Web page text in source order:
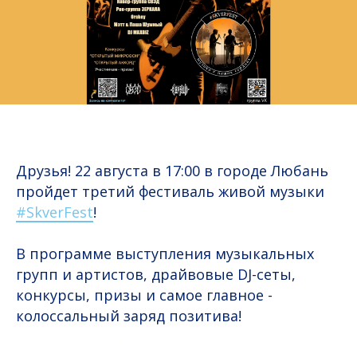
Друзья! 22 августа в 17:00 в городе Любань
пройдет третий фестиваль живой музыки
#SkverFest!
В программе выступления музыкальных
групп и артистов, драйвовые DJ-сеты,
конкурсы, призы и самое главное -
колоссальный заряд позитива!